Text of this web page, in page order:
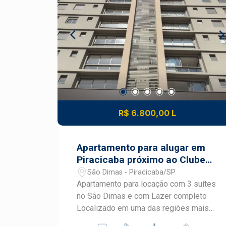
funcional e ambientes preparados para
atender diferentes perfis de negócios
no bairro São Dimas. Frias Neto
Consultoria de Imóveis, mais de 37
anos no mercado imobiliário de
Piracicaba. Agende sua visita.
planejada - Lavabo - Lavanderia com
banheiro de apoio - Garagem: - 2 vagas
Destaque: - Imóvel amplo e bem
localizado, ideal para quem busca
conforto e exclusividade
R$ 6.800,00 L
Apartamento para alugar em
Piracicaba próximo ao Clube
de Campo
São Dimas - Piracicaba/SP
Apartamento para locação com 3 suítes
no São Dimas e com Lazer completo
Localizado em uma das regiões mais